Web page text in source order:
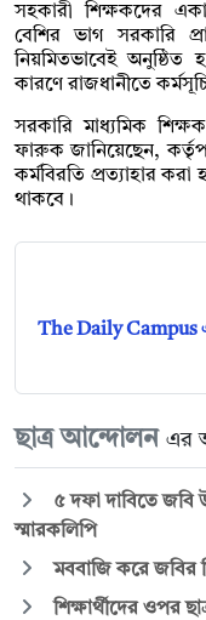
সহকারী শিক্ষকদের
বেশির ভাগ সরকারি
নিয়মিতভাবেই অনুষ্ঠিত
কারণে রাজধানীতে
সরকারি মাধ্যমিক
ফারুক জানিয়েছেন,
কর্মবিরতি প্রত্যাহার করা
থাকবে।
The Daily Campus
ছাত্র আন্দোলন এর
৫ দফা দাবিতে জবি
স্মারকলিপি
মববাজি করে জবির
শিক্ষার্থীদের ওপর